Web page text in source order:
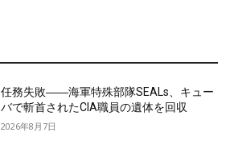
任務失敗――海軍特殊部隊SEALs、キュー
バで斬首されたCIA職員の遺体を回収
2026年8月7日